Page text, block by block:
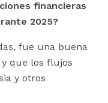
financieras
2025?
fue una buena
que los flujos
y otros